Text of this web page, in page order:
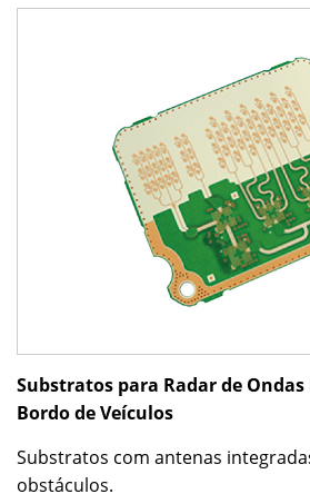
Substratos para Radar de
Bordo de Veículos
Substratos com antenas
obstáculos.